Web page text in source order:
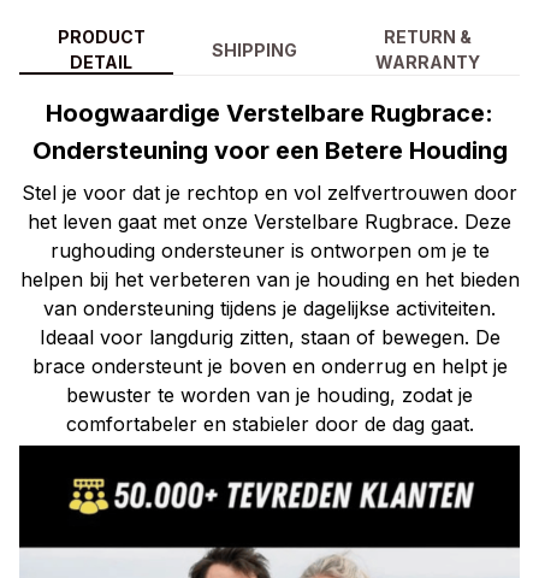
PRODUCT
DETAIL
SHIPPING
RETURN &
WARRANTY
Hoogwaardige Verstelbare Rugbrace:
Ondersteuning voor een Betere Houding
Stel je voor dat je rechtop en vol zelfvertrouwen door
het leven gaat met onze Verstelbare Rugbrace. Deze
rughouding ondersteuner is ontworpen om je te
helpen bij het verbeteren van je houding en het bieden
van ondersteuning tijdens je dagelijkse activiteiten.
Ideaal voor langdurig zitten, staan of bewegen. De
brace ondersteunt je boven en onderrug en helpt je
bewuster te worden van je houding, zodat je
comfortabeler en stabieler door de dag gaat.